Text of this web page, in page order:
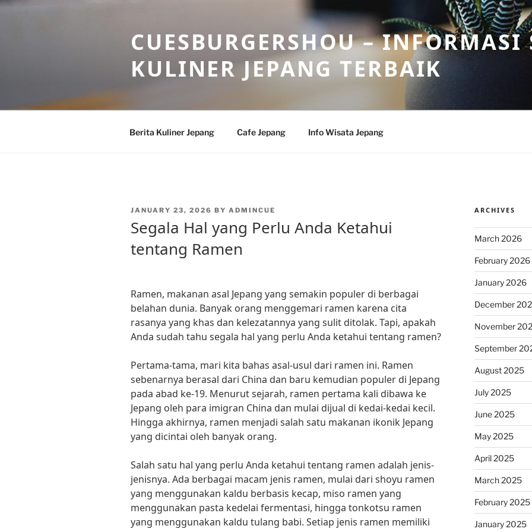
Skip
CUESBURGERSHOU – INFORMASI
KULINER JEPANG TERBAIK
Berita Kuliner Jepang Cafe Jepang Info Wisata Jepang
POSTED
JANUARY 23, 2026 BY ADMINCUE
Segala Hal yang Perlu Anda Ketahui
tentang Ramen
Ramen, makanan asal Jepang yang semakin populer di berbagai
belahan dunia. Banyak orang menggemari ramen karena cita
rasanya yang khas dan kelezatannya yang sulit ditolak. Tapi, apakah
Anda sudah tahu segala hal yang perlu Anda ketahui tentang ramen?
Pertama-tama, mari kita bahas asal-usul dari ramen ini. Ramen
sebenarnya berasal dari China dan baru kemudian populer di Jepang
pada abad ke-19. Menurut sejarah, ramen pertama kali dibawa ke
Jepang oleh para imigran China dan mulai dijual di kedai-kedai kecil.
Hingga akhirnya, ramen menjadi salah satu makanan ikonik Jepang
yang dicintai oleh banyak orang.
Salah satu hal yang perlu Anda ketahui tentang ramen adalah jenis-
jenisnya. Ada berbagai macam jenis ramen, mulai dari shoyu ramen
yang menggunakan kaldu berbasis kecap, miso ramen yang
menggunakan pasta kedelai fermentasi, hingga tonkotsu ramen
yang menggunakan kaldu tulang babi. Setiap jenis ramen memiliki
ARCHIVES
March 2026
February 2026
January 2026
December
November
September
August 2025
July 2025
June 2025
May 2025
April 2025
March 2025
February 2025
January 2025